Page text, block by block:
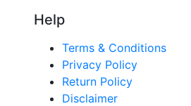
Help
Terms & Conditions
Privacy Policy
Return Policy
Disclaimer